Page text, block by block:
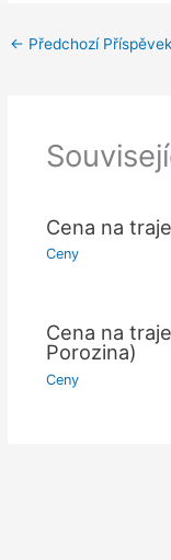
← Předchozí Příspěvek
Cena na
Ceny
Cena na
Porozina)
Ceny